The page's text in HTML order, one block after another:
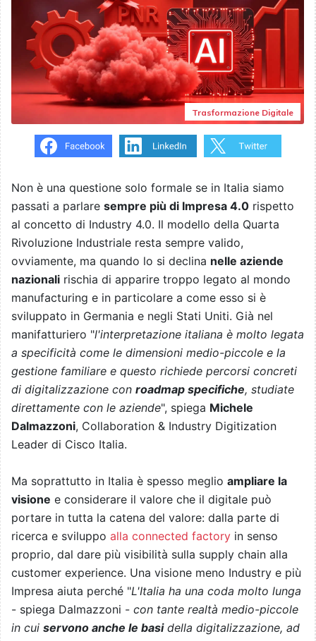
Trasformazione Digitale
Non è una questione solo formale se in Italia siamo
passati a parlare sempre più di Impresa 4.0 rispetto
al concetto di Industry 4.0. Il modello della Quarta
Rivoluzione Industriale resta sempre valido,
ovviamente, ma quando lo si declina nelle aziende
nazionali rischia di apparire troppo legato al mondo
manufacturing e in particolare a come esso si è
sviluppato in Germania e negli Stati Uniti. Già nel
manifatturiero "l'interpretazione italiana è molto legata
a specificità come le dimensioni medio-piccole e la
gestione familiare e questo richiede percorsi concreti
di digitalizzazione con roadmap specifiche, studiate
direttamente con le aziende", spiega Michele
Dalmazzoni, Collaboration & Industry Digitization
Leader di Cisco Italia.
Ma soprattutto in Italia è spesso meglio ampliare la
visione e considerare il valore che il digitale può
portare in tutta la catena del valore: dalla parte di
ricerca e sviluppo alla connected factory in senso
proprio, dal dare più visibilità sulla supply chain alla
customer experience. Una visione meno Industry e più
Impresa aiuta perché "L'Italia ha una coda molto lunga
- spiega Dalmazzoni - con tante realtà medio-piccole
in cui servono anche le basidella digitalizzazione, ad